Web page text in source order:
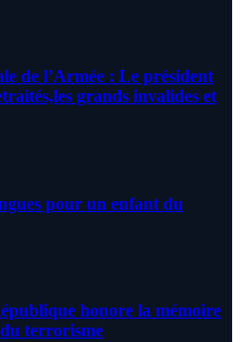
de l’Armée : Le président
grands invalides et
pour un enfant du
honore la mémoire
du terrorisme